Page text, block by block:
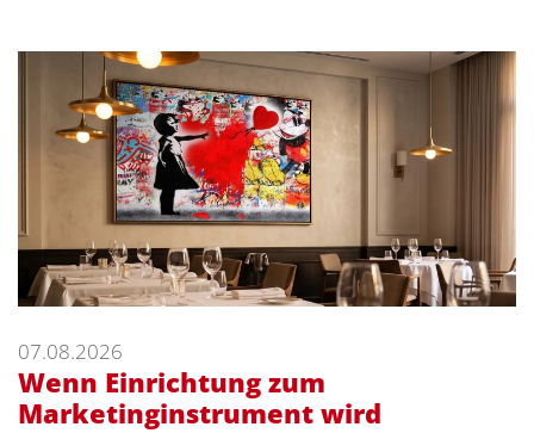
07.08.2026
Wenn Einrichtung zum
Marketinginstrument wird